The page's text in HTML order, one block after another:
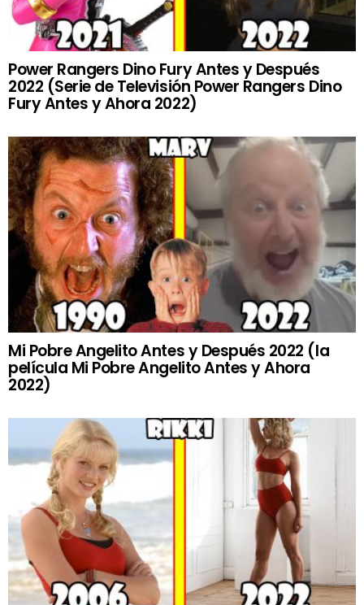
Power Rangers Dino Fury Antes y Después
2022 (Serie de Televisión Power Rangers Dino
Fury Antes y Ahora 2022)
Mi Pobre Angelito Antes y Después 2022 (la
película Mi Pobre Angelito Antes y Ahora
2022)